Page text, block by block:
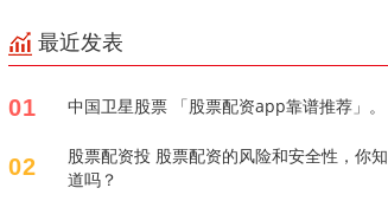
最近发表
01 中国卫星股票 「股票配资app靠谱推荐」。
02
股票配资投 股票配资的风险和安全性，你知
道吗？